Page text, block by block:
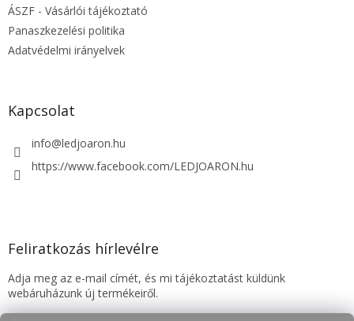
ÁSZF - Vásárlói tájékoztató
Panaszkezelési politika
Adatvédelmi irányelvek
Kapcsolat
info@ledjoaron.hu
https://www.facebook.com/LEDJOARON.hu
Feliratkozás hírlevélre
Adja meg az e-mail címét, és mi tájékoztatást küldünk
webáruházunk új termékeiről.